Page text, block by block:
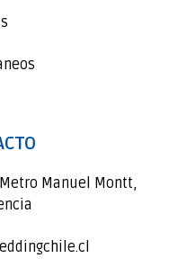
Manuel Montt,